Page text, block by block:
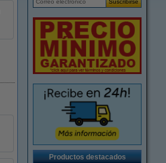
Productos destacados